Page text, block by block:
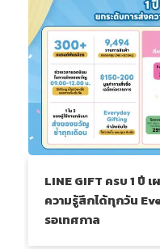
LINE GIFT ครบ 1 ปี
ความรู้สึกได้ทุกวัน
รอเทศกาล